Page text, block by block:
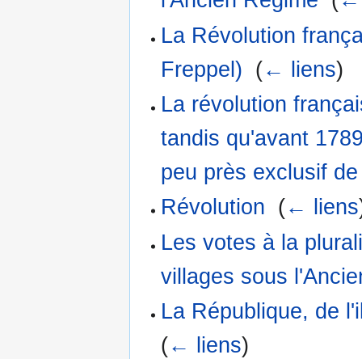
La Révolution
Freppel) (← liens)
La révolution
tandis qu'avant
peu près exclusif
Révolution (← liens
Les votes à la
villages sous
La République, de
(← liens)